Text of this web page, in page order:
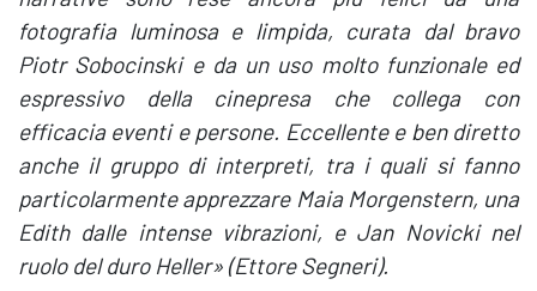
fotografia luminosa e limpida, curata dal bravo
Piotr Sobocinski e da un uso molto funzionale ed
espressivo della cinepresa che collega con
efficacia eventi e persone. Eccellente e ben diretto
anche il gruppo di interpreti, tra i quali si fanno
particolarmente apprezzare Maia Morgenstern, una
Edith dalle intense vibrazioni, e Jan Novicki nel
ruolo del duro Heller» (Ettore Segneri).